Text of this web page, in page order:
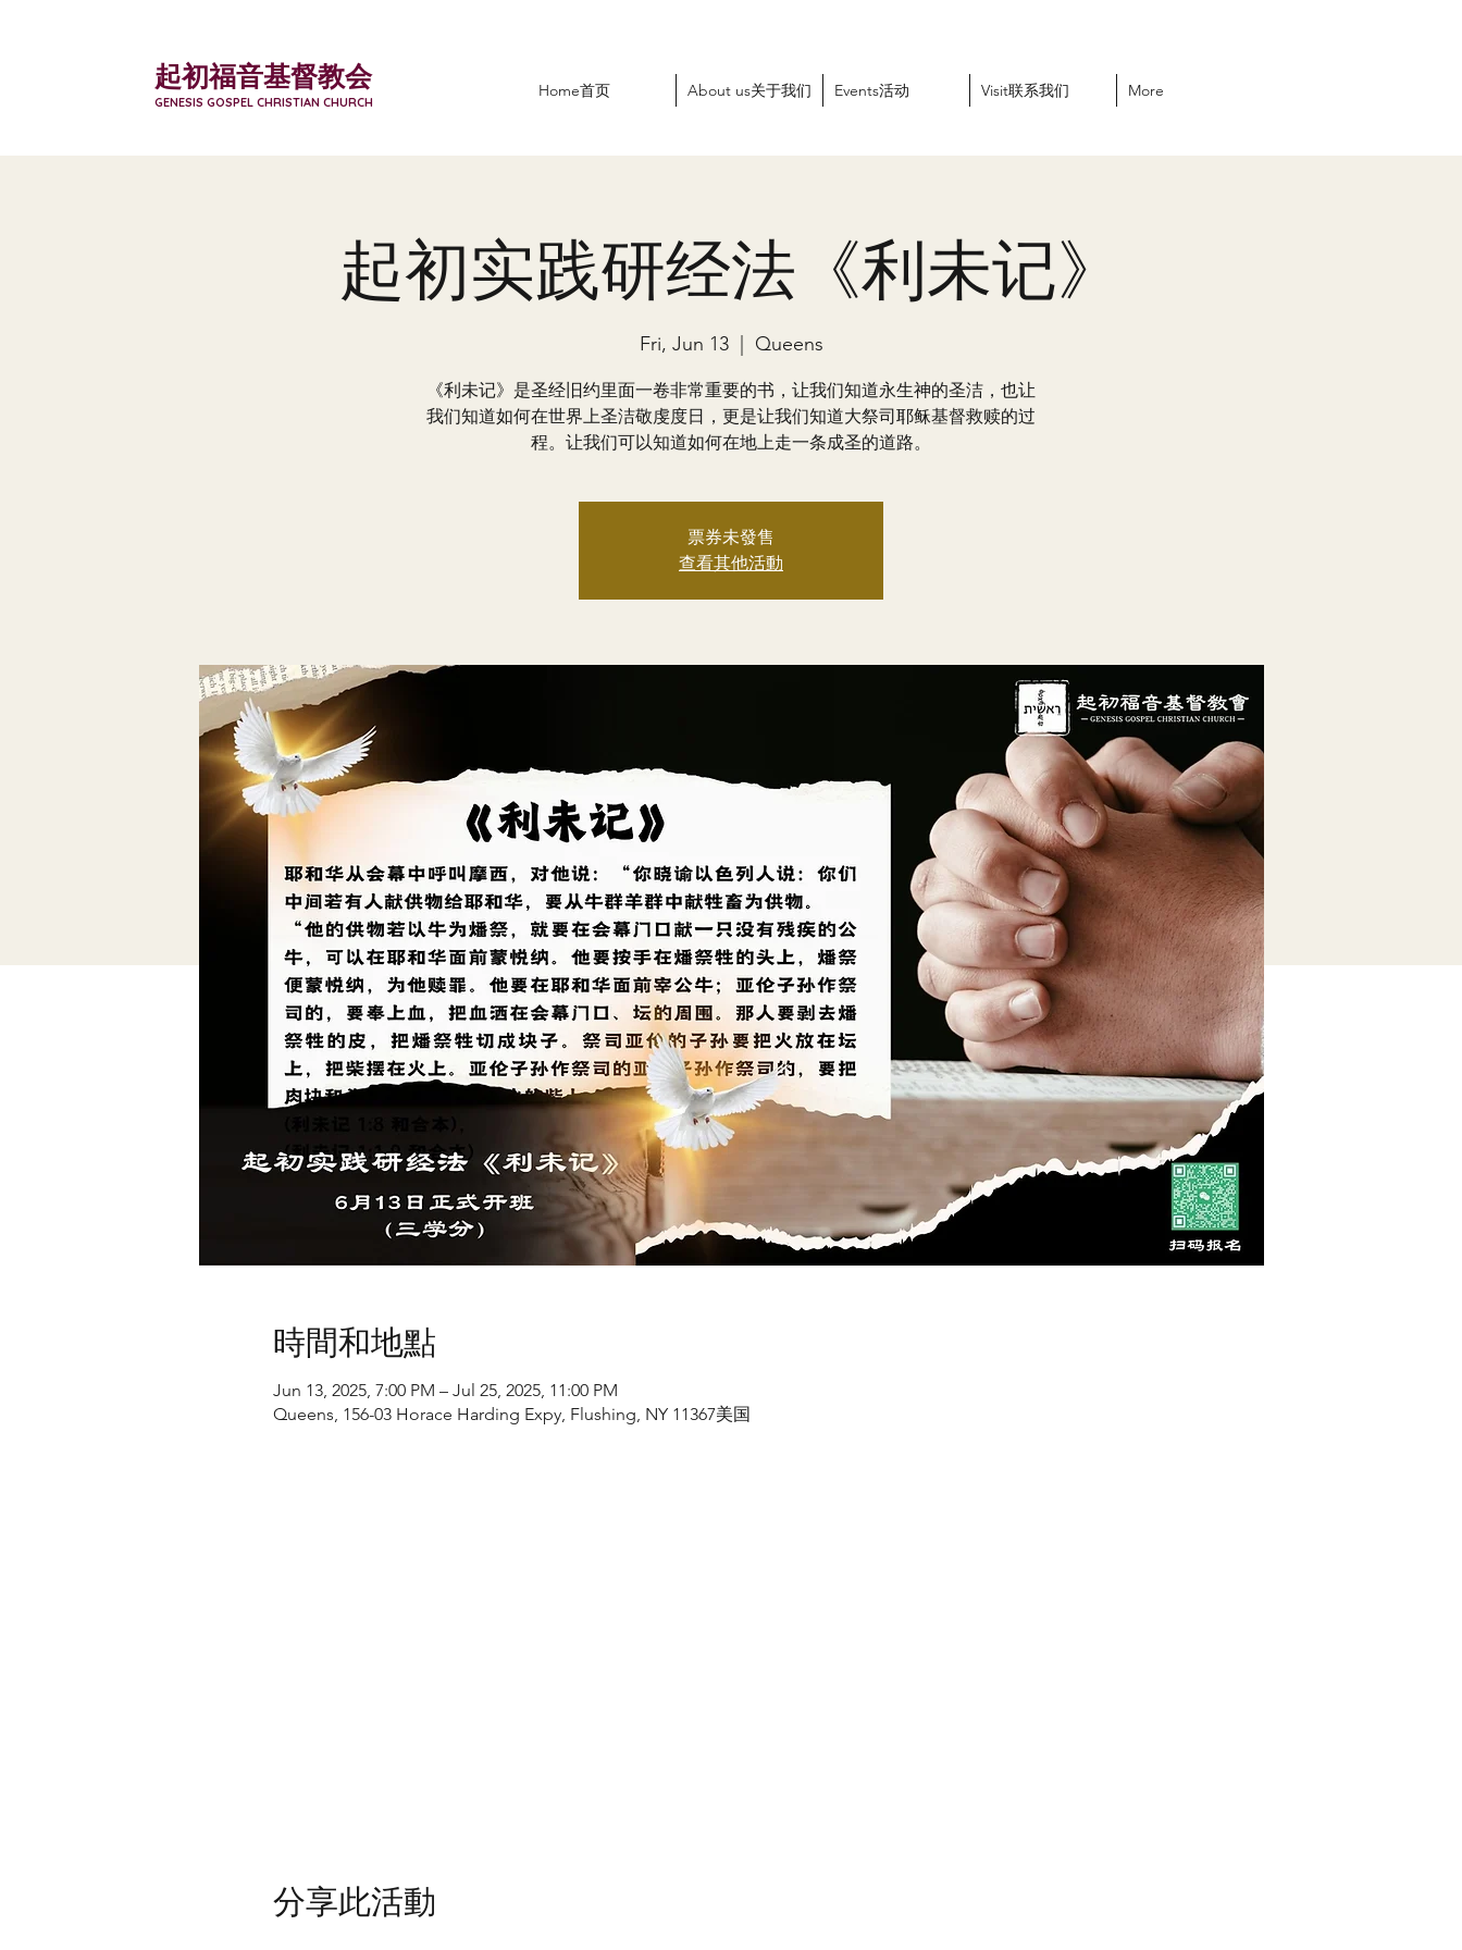
起初福音基督教会
GENESIS GOSPEL CHRISTIAN CHURCH
Home首页 About us关于我们 Events活动 Visit联系我们 More
起初实践研经法《利未记》
Fri, Jun 13
  |
Queens
《利未记》是圣经旧约里面一卷非常重要的书，让我们知道永生神的圣洁，也让
我们知道如何在世界上圣洁敬虔度日，更是让我们知道大祭司耶稣基督救赎的过
程。让我们可以知道如何在地上走一条成圣的道路。
票券未發售
查看其他活動
時間和地點
Jun 13, 2025, 7:00 PM – Jul 25, 2025, 11:00 PM
Queens, 156-03 Horace Harding Expy, Flushing, NY 11367美国
分享此活動